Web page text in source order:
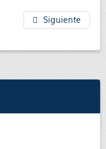
Siguiente